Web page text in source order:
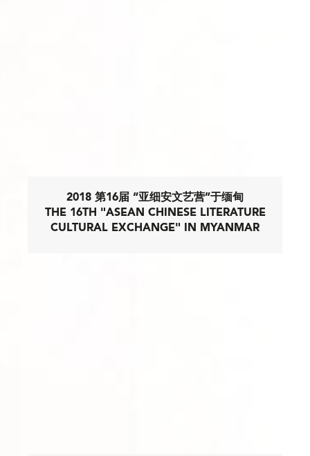
2018 第16届 “亚细安文艺营”于缅甸
THE 16TH "ASEAN CHINESE LITERATURE
CULTURAL EXCHANGE" IN MYANMAR